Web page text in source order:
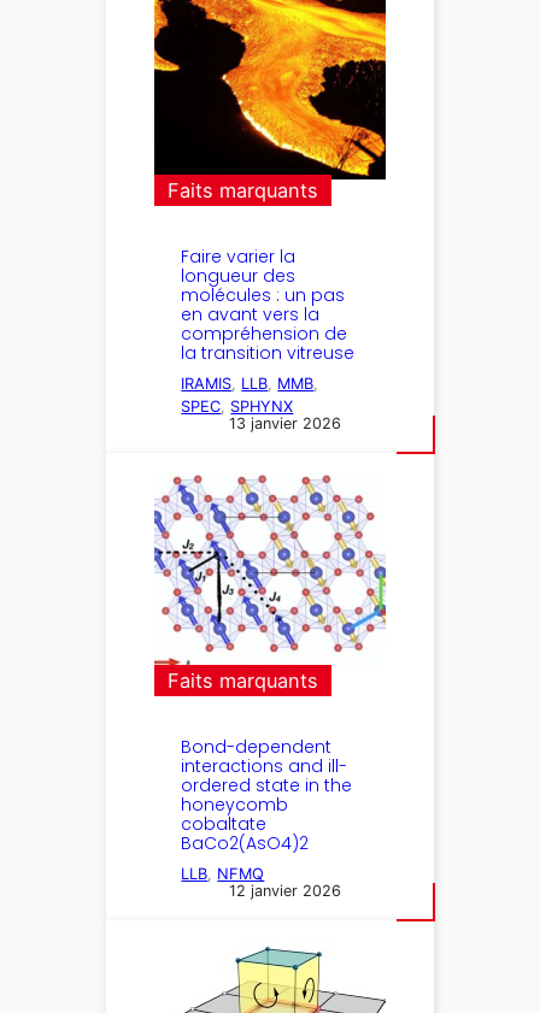
Faits marquants
Faire varier la
longueur des
molécules : un pas
en avant vers la
compréhension de
la transition vitreuse
IRAMIS LLB MMB
SPEC SPHYNX
13 janvier 2026
Faits marquants
Bond-dependent
interactions and ill-
ordered state in the
honeycomb
cobaltate
BaCo2(AsO4)2
LLB, NFMQ
12 janvier 2026